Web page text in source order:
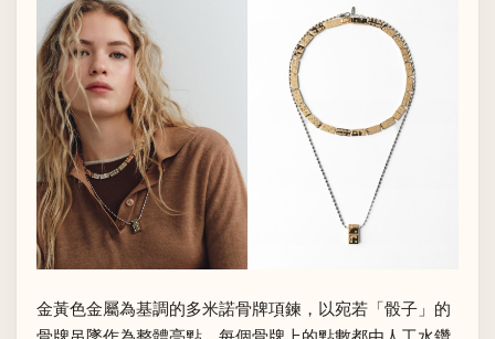
金黃色金屬為基調的多米諾骨牌項鍊，以宛若「骰子」的